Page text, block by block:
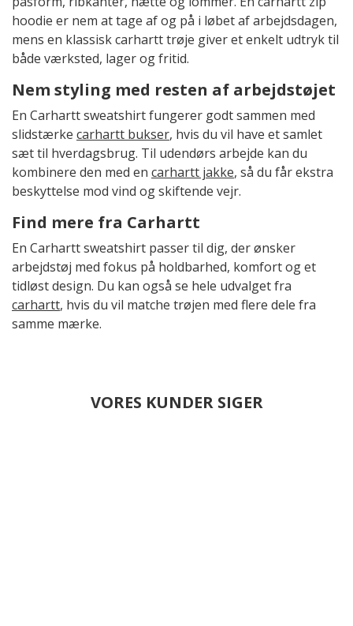
hoodie er nem at tage af og på i løbet af arbejdsdagen,
mens en klassisk carhartt trøje giver et enkelt udtryk til
både værksted, lager og fritid.
Nem styling med resten af arbejdstøjet
En Carhartt sweatshirt fungerer godt sammen med
slidstærke carhartt bukser, hvis du vil have et samlet
sæt til hverdagsbrug. Til udendørs arbejde kan du
kombinere den med en carhartt jakke, så du får ekstra
beskyttelse mod vind og skiftende vejr.
Find mere fra Carhartt
En Carhartt sweatshirt passer til dig, der ønsker
arbejdstøj med fokus på holdbarhed, komfort og et
tidløst design. Du kan også se hele udvalget fra
carhartt, hvis du vil matche trøjen med flere dele fra
samme mærke.
VORES KUNDER SIGER